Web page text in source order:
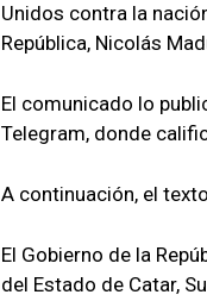
Unidos contra la
República, Nicolás
El comunicado lo
Telegram, donde
A continuación, el
El Gobierno de la
del Estado de Catar,